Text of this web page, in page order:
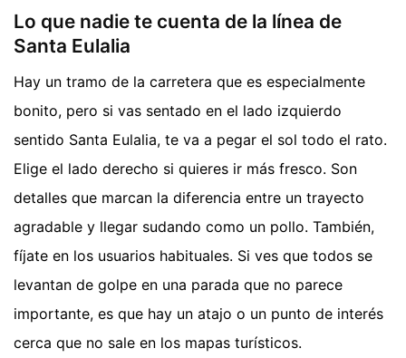
Lo que nadie te cuenta de la línea de
Santa Eulalia
Hay un tramo de la carretera que es especialmente
bonito, pero si vas sentado en el lado izquierdo
sentido Santa Eulalia, te va a pegar el sol todo el rato.
Elige el lado derecho si quieres ir más fresco. Son
detalles que marcan la diferencia entre un trayecto
agradable y llegar sudando como un pollo. También,
fíjate en los usuarios habituales. Si ves que todos se
levantan de golpe en una parada que no parece
importante, es que hay un atajo o un punto de interés
cerca que no sale en los mapas turísticos.